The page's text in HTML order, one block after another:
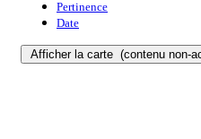
Pertinence
Date
Afficher la carte (contenu non-